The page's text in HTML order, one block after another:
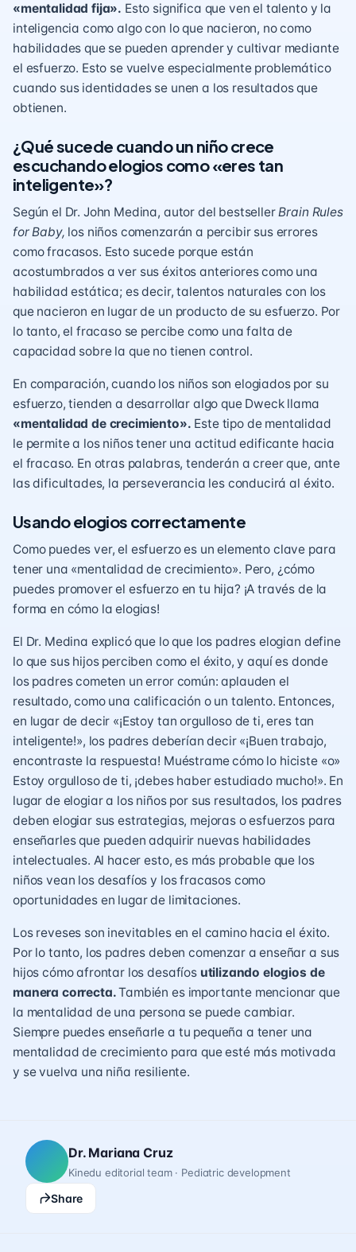
«mentalidad fija». Esto significa que ven el talento y la
inteligencia como algo con lo que nacieron, no como
habilidades que se pueden aprender y cultivar mediante
el esfuerzo. Esto se vuelve especialmente problemático
cuando sus identidades se unen a los resultados que
obtienen.
¿Qué sucede cuando un niño crece
escuchando elogios como «eres tan
inteligente»?
Según el Dr. John Medina, autor del bestsellerBrain Rules
for Baby, los niños comenzarán a percibir sus errores
como fracasos. Esto sucede porque están
acostumbrados a ver sus éxitos anteriores como una
habilidad estática; es decir, talentos naturales con los
que nacieron en lugar de un producto de su esfuerzo. Por
lo tanto, el fracaso se percibe como una falta de
capacidad sobre la que no tienen control.
En comparación, cuando los niños son elogiados por su
esfuerzo, tienden a desarrollar algo que Dweck llama
«mentalidad de crecimiento». Este tipo de mentalidad
le permite a los niños tener una actitud edificante hacia
el fracaso. En otras palabras, tenderán a creer que, ante
las dificultades, la perseverancia les conducirá al éxito.
Usando elogios correctamente
Como puedes ver, el esfuerzo es un elemento clave para
tener una «mentalidad de crecimiento». Pero, ¿cómo
puedes promover el esfuerzo en tu hija? ¡A través de la
forma en cómo la elogias!
El Dr. Medina explicó que lo que los padres elogian define
lo que sus hijos perciben como el éxito, y aquí es donde
los padres cometen un error común: aplauden el
resultado, como una calificación o un talento. Entonces,
en lugar de decir «¡Estoy tan orgulloso de ti, eres tan
inteligente!», los padres deberían decir «¡Buen trabajo,
encontraste la respuesta! Muéstrame cómo lo hiciste «o»
Estoy orgulloso de ti, ¡debes haber estudiado mucho!». En
lugar de elogiar a los niños por sus resultados, los padres
deben elogiar sus estrategias, mejoras o esfuerzos para
enseñarles que pueden adquirir nuevas habilidades
intelectuales. Al hacer esto, es más probable que los
niñosvean los desafíos y los fracasos como
oportunidades en lugar de limitaciones.
Los reveses son inevitables en el camino hacia el éxito.
Por lo tanto, los padres deben comenzar a enseñar a sus
hijos cómo afrontar los desafíos utilizando elogios de
manera correcta.También es importante mencionar que
la mentalidad de una persona se puede cambiar.
Siempre puedes enseñarle a tu pequeña a tener una
mentalidad de crecimiento para que esté más motivada
y se vuelva una niña resiliente.
Dr. Mariana Cruz
Kinedu editorial team · Pediatric development
Share